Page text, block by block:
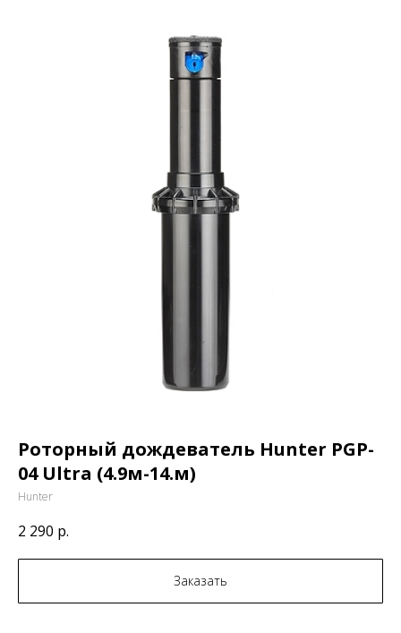
Роторный дождеватель Hunter PGP-
04 Ultra (4.9м-14.м)
Hunter
2 290 р.
Заказать